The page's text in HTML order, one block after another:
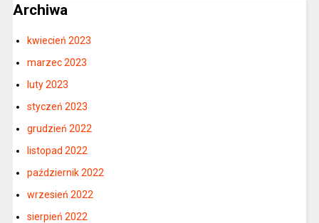
Archiwa
kwiecień 2023
marzec 2023
luty 2023
styczeń 2023
grudzień 2022
listopad 2022
październik 2022
wrzesień 2022
sierpień 2022